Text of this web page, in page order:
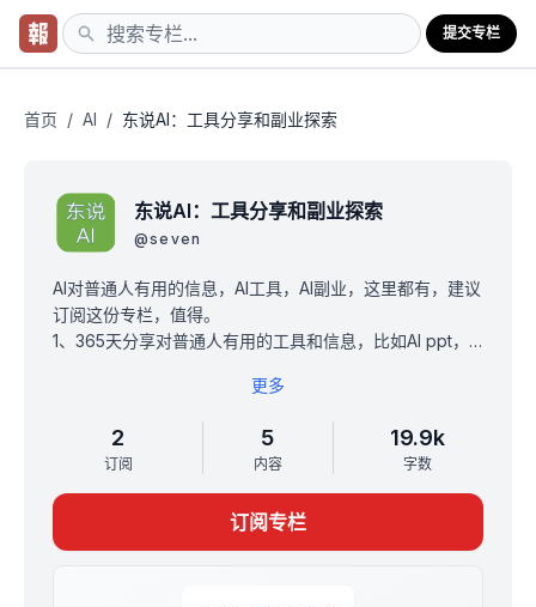
提交专栏
首页 / AI / 东说AI：工具分享和副业探索
东说AI：工具分享和副业探索
@seven
AI对普通人有用的信息，AI工具，AI副业，这里都有，建议
订阅这份专栏，值得。
1、365天分享对普通人有用的工具和信息，比如AI ppt，AI
2、提供当前最火的AI对话账号，有生活的问题问AI，有AI
3、分享AI风口下不同副业的机会，还有自己的实战经验总
原价199，限时1折19.9（一次订阅，永久有效，无需续
**每满50人订阅，涨价
更多
2
订阅
5
内容
19.9k
字数
订阅专栏